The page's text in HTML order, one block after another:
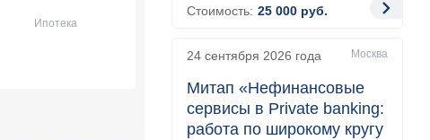
Ипотека
Стоимость: 25 000 руб.
24 сентября 2026 года Москва
Митап «Нефинансовые
сервисы в Private banking:
работа по широкому кругу